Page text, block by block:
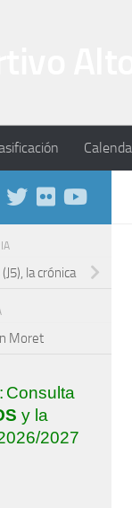
la crónica
Moret
Consulta
y la
2027